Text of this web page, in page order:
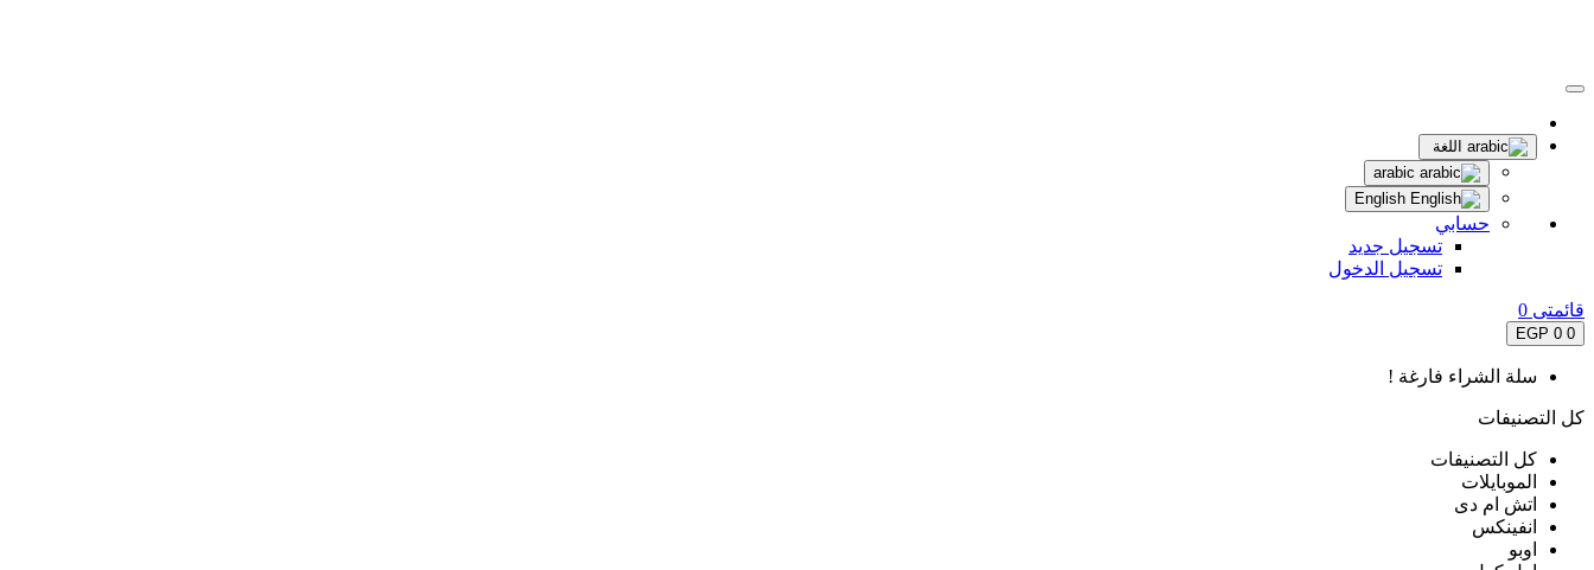
اللغة
حسابي
تسجيل جديد
تسجيل الدخول
قائمتى 0
0
0 EGP
سلة الشراء فارغة !
كل التصنيفات
كل التصنيفات
الموبايلات
اتش ام دى
انفينكس
اوبو